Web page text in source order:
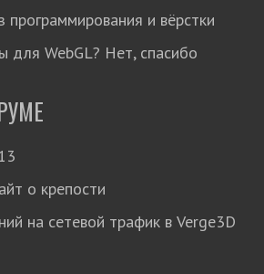
программирования и вёрстки
для WebGL? Нет, спасибо
о крепости
на сетевой трафик в Verge3D